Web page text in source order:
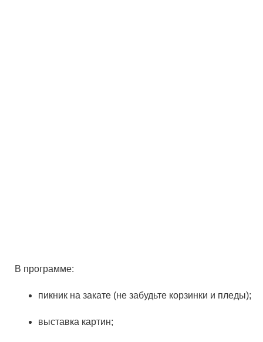
В программе:
пикник на закате (не забудьте корзинки и пледы);
выставка картин;